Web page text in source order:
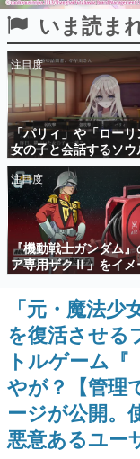
ピック
電ファミのいま読
アプリセール情報
インタビュー
連載・特
殿堂
SNS拡
ど。多
事をま
ゲー
名作ゲ
聞きし
きます。
赫本
この物
の形を
新世
いま読ま
注目度
「パリィ」や「ロー
女の子と会話するソウ
恋愛ゲーム『小早川
ルライク』無料公開
敗すると「YOU DIED
注目度
『機動戦士ガンダム
ア専用ザクⅡ」をイメ
散水ホースリールが
本体にはシャアのパー
ークやジオン公国軍
ム、型式番号などを配
「元・魔法
を復活させる
トルゲーム
やが？【管理
ージが公開。
悪意あるユー